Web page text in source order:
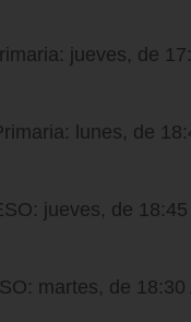
jueves, de
lunes, de
jueves, de 18:45
martes, de 18:30